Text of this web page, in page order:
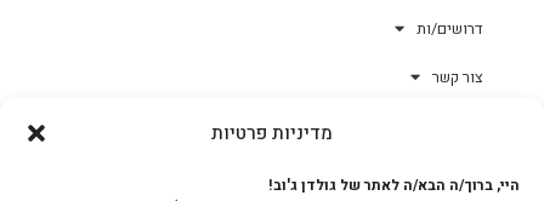
מדיניות פרטיות
היי, ברוך/ה הבא/ה לאתר של גולדן ג'וב!
דרושים/ות
צור קשר